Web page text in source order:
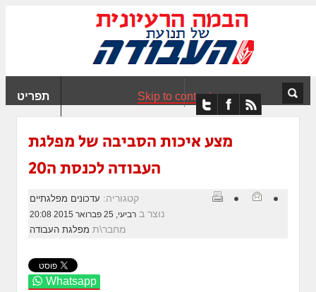
תפריט Skip to content
מצע איכות הסביבה של מפלגת
העבודה לכנסת ה20
קטגוריה: עדכונים מפלגתיים
נוצר ב רביעי, 25 פברואר 2015 20:08
מחבר\ת מפלגת העבודה
Whatsapp